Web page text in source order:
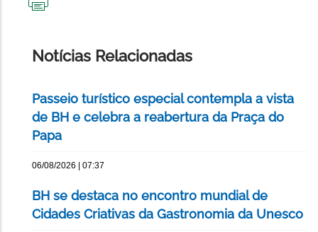
Notícias Relacionadas
Passeio turístico especial contempla a vista
de BH e celebra a reabertura da Praça do
Papa
06/08/2026 | 07:37
BH se destaca no encontro mundial de
Cidades Criativas da Gastronomia da Unesco